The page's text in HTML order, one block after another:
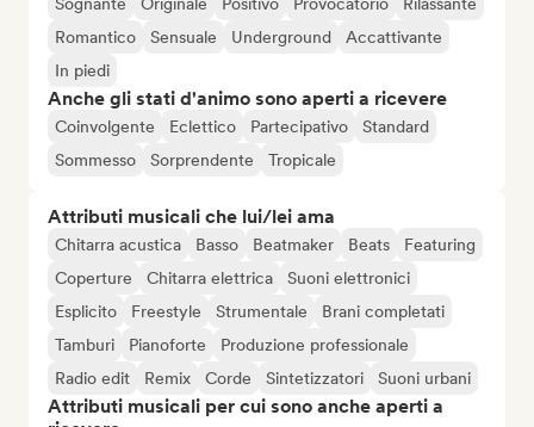
Romantico
Sensuale Underground
Accattivante
In piedi
Anche gli stati d'animo sono aperti a ricevere
Coinvolgente Eclettico Partecipativo
Standard
Sommesso
Sorprendente Tropicale
Attributi musicali che lui/lei ama
Chitarra acustica Basso Beatmaker Beats
Featuring
Coperture
Chitarra elettrica
Suoni elettronici
Esplicito
Freestyle Strumentale
Brani completati
Tamburi
Pianoforte
Produzione professionale
Radio edit
Remix Corde Sintetizzatori Suoni urbani
Attributi musicali per cui sono anche aperti a